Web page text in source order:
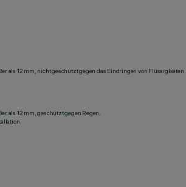
als 12 mm, nicht geschützt gegen das Eindringen von Flüssigkeiten.
als 12 mm, geschützt gegen Regen.